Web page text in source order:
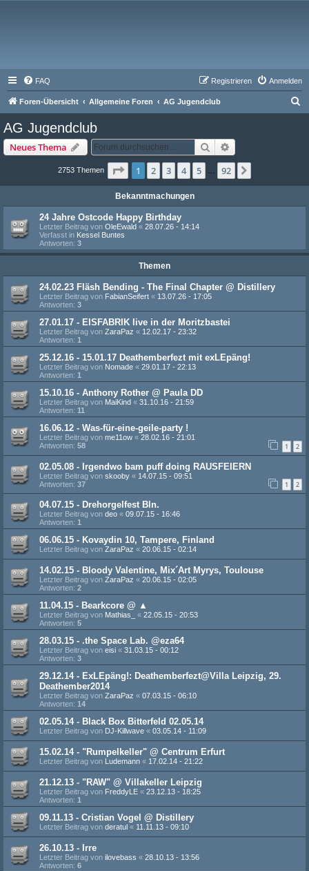
FAQ Anmelden
Registrieren
Foren-Übersicht Allgemeine Foren AG Jugendclub
AG Jugendclub
Neues Thema Suche
2753 Themen Seite 1von 92
1 2 3 4 5 92
Bekanntmachungen
24 Jahre Ostcode Happy Birthday
Letzter Beitrag von OleEwald « 28.07.26 - 14:14
Verfasst in Kessel Buntes
Antworten: 3
Themen
24.02.23 Fläsh Bending - The Final Chapter @ Distillery
Letzter Beitrag von FabianSeifert « 13.07.26 - 17:05
Antworten: 3
27.01.17 - EISFABRIK live in der Moritzbastei
Letzter Beitrag von ZaraPaz « 12.02.17 - 23:32
Antworten: 1
25.12.16 - 15.01.17 Deathemberfezt mit exLEpäng!
Letzter Beitrag von Nomade « 29.01.17 - 22:13
Antworten: 1
15.10.16 - Anthony Rother @ Paula DD
Letzter Beitrag von MaiKind « 31.10.16 - 21:59
Antworten: 11
16.06.12 - Was-für-eine-geile-party !
Letzter Beitrag von me11ow « 28.02.16 - 21:01
Antworten: 58 1 2
02.05.08 - Irgendwo bam puff doing RAUSFEIERN
Letzter Beitrag von skooby « 14.07.15 - 09:51
Antworten: 37 1 2
04.07.15 - Drehorgelfest Bln.
Letzter Beitrag von deo « 09.07.15 - 16:46
Antworten: 1
06.06.15 - Kovaydin 10, Tampere, Finland
Letzter Beitrag von ZaraPaz « 20.06.15 - 02:14
14.02.15 - Bloody Valentine, Mix´Art Myrys, Toulouse
Letzter Beitrag von ZaraPaz « 20.06.15 - 02:05
Antworten: 2
11.04.15 - Bearkcore @ ▲
Letzter Beitrag von Mathias_ « 22.05.15 - 20:53
Antworten: 5
28.03.15 - .the Space Lab. @eza64
Letzter Beitrag von eisi « 31.03.15 - 00:12
Antworten: 3
29.12.14 - ExLEpäng!: Deathemberfezt@Villa Leipzig, 29.
Deathember2014
Letzter Beitrag von ZaraPaz « 07.03.15 - 06:10
Antworten: 14
02.05.14 - Black Box Bitterfeld 02.05.14
Letzter Beitrag von DJ-Killwave « 03.05.14 - 11:09
15.02.14 - "Rumpelkeller" @ Centrum Erfurt
Letzter Beitrag von Ludemann « 17.02.14 - 21:22
21.12.13 - "RAW" @ Villakeller Leipzig
Letzter Beitrag von FreddyLE « 23.12.13 - 18:25
Antworten: 1
09.11.13 - Cristian Vogel @ Distillery
Letzter Beitrag von deratul « 11.11.13 - 09:10
26.10.13 - Irre
Letzter Beitrag von ilovebass « 28.10.13 - 13:56
Antworten: 6